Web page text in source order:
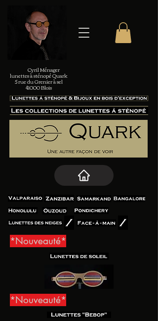
Cyril Ménager
lunettes à sténopé Quark
5 rue du Grenier à sel
41000 Blois
*Nouveauté*
*Nouveauté*